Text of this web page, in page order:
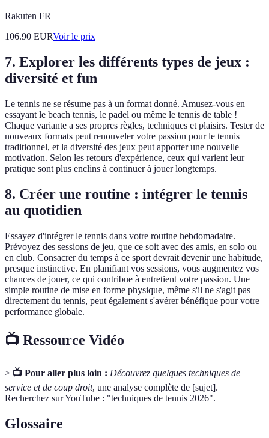
Rakuten FR
106.90 EURVoir le prix
7. Explorer les différents types de jeux :
diversité et fun
Le tennis ne se résume pas à un format donné. Amusez-vous en
essayant le beach tennis, le padel ou même le tennis de table !
Chaque variante a ses propres règles, techniques et plaisirs. Tester de
nouveaux formats peut renouveler votre passion pour le tennis
traditionnel, et la diversité des jeux peut apporter une nouvelle
motivation. Selon les retours d'expérience, ceux qui varient leur
pratique sont plus enclins à continuer à jouer longtemps.
8. Créer une routine : intégrer le tennis
au quotidien
Essayez d'intégrer le tennis dans votre routine hebdomadaire.
Prévoyez des sessions de jeu, que ce soit avec des amis, en solo ou
en club. Consacrer du temps à ce sport devrait devenir une habitude,
presque instinctive. En planifiant vos sessions, vous augmentez vos
chances de jouer, ce qui contribue à entretient votre passion. Une
simple routine de mise en forme physique, même s'il ne s'agit pas
directement du tennis, peut également s'avérer bénéfique pour votre
performance globale.
📺 Ressource Vidéo
> 📺 Pour aller plus loin : Découvrez quelques techniques de
service et de coup droit, une analyse complète de [sujet].
Recherchez sur YouTube : "techniques de tennis 2026".
Glossaire